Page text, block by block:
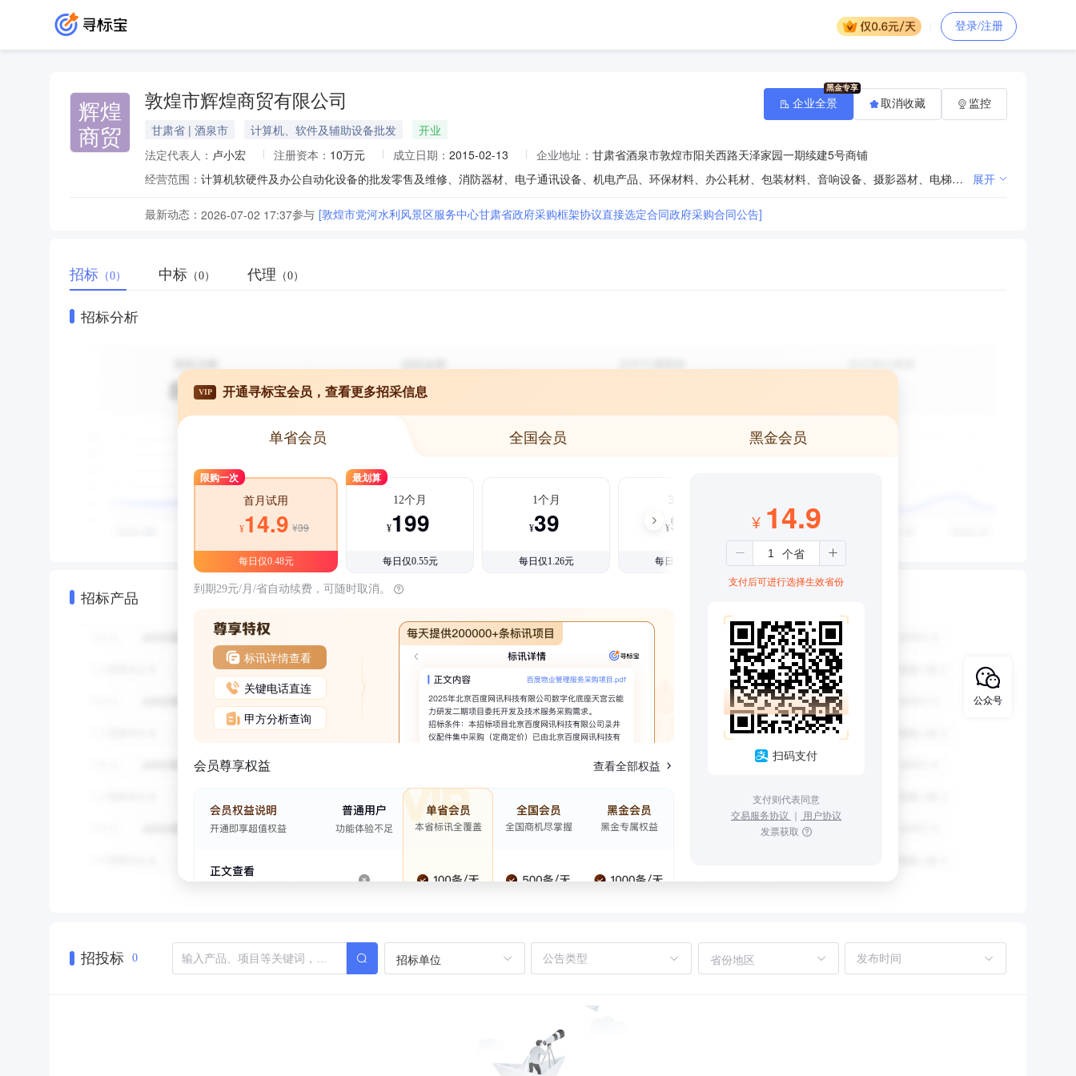
登录/注册
辉煌
商贸
敦煌市辉煌商贸有限公司
甘肃省 | 酒泉市 计算机、软件及辅助设备批发
开业
法定代表人： 卢小宏 注册资本： 10万元 成立日期： 2015-02-13 企业地址： 甘肃省酒泉市敦煌市阳关西路天泽家园一期续建5号商铺
经营范围：
计算机软硬件及办公自动化设备的批发零售及维修、消防器材、电子通讯设备、机电产品、环保材料、办公耗材、包装材料、音响设备、摄影器材、电梯配件、酒店用品、制冷设备、电子节能产品、电线电缆、五金、水暖器材、建筑材料、装饰材料、日用百货、办公用品、文体用品的批发零售；网络工程、教学设备、室内外广告牌及LED屏、智能停车场管理系统、电子自控设备、安防监控的安装销售及维修（依法须经批准的项目，经相关部门批准后方可开展经营活动） 展开
最新动态： 2026-07-02 17:37参与 [敦煌市党河水利风景区服务中心甘肃省政府采购框架协议直接选定合同政府采购合同公告]
企业全景 取消收藏 监控
招标 （0） 中标 （0） 代理 （0）
招标分析
招标产品
VIP 开通寻标宝会员，查看更多招采信息
单省会员 全国会员 黑金会员
限购一次
首月试用
¥14.9 ¥39
每日仅0.48元
最划算
12个月
¥199
每日仅0.55元
1个月
¥39
每日仅1.26元
3个月
¥99
每日仅1.08元
到期29元/月/省自动续费，可随时取消。
标讯详情查看
关键电话直连
甲方分析查询
会员尊享权益 查看全部权益
¥ 14.9
支付后可进行选择生效省份
扫码支付
支付则代表同意
交易服务协议 ｜ 用户协议
发票获取
招投标 0 招标单位 省份地区
公众号